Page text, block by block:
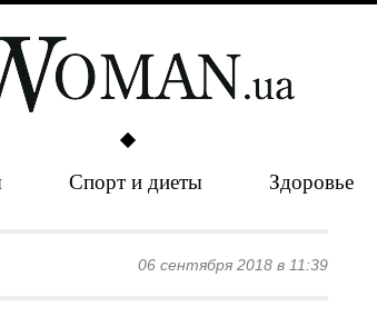
Спорт и диеты Здоровье
06 сентября 2018 в 11:39